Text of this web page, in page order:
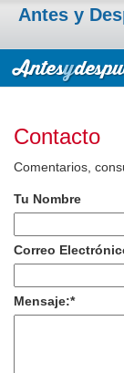
Antes y
Contacto
Comentarios,
Tu Nombre
Correo
Mensaje:*